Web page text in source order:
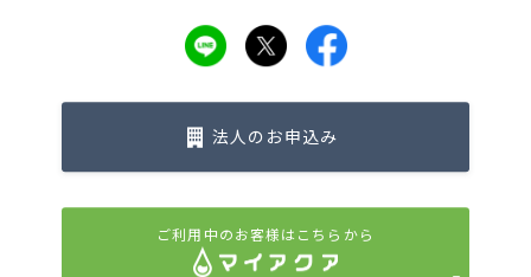
アクアクララ兵庫
法人のお申込み
ご利用中のお客様はこちらから